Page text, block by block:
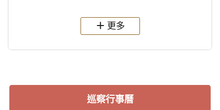
過世後，總統府於89年間函請其家屬
繼續留住
更多
巡察行事曆